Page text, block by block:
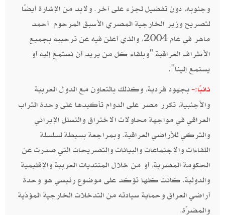
وجنوبه، دون تفضيل لجزء على آخر. ولابد من الإشارة أيضًا
لتصريح وزير الخارجية المصري الأسبق المرحوم أحمد
ماهر فى عام 2004، والذي أعلن فيه عن ترحيبه بجميع
الأطراف العراقية "وبلقاء كل من يريد أن نستمع إليه أو
يستمع إلينا".
ثانيًا:- بجهود فردية، وكذلك بالتعاون مع الدول العربية
والأجنبية، تكرر مصر على الدوام تأكيدها على وحدة التراب
العراقي في مواجهة محاولات الاختراق والتسلل الإيراني
والتركي للأراضي العراقية. وبمراجعة بسيطة لسلسلة
اللقاءات والاجتماعات والبيانات والتصريحات التي صدرت عن
الحكومة المصرية، أو من خلال المنتديات العربية والإقليمية
والدولية. كانت كلها تؤكد على موضوع رئيسي هو وحدة
أراضي العراق وحماية سيادته من التدخلات الخارجية المؤذية
والمضرّة.